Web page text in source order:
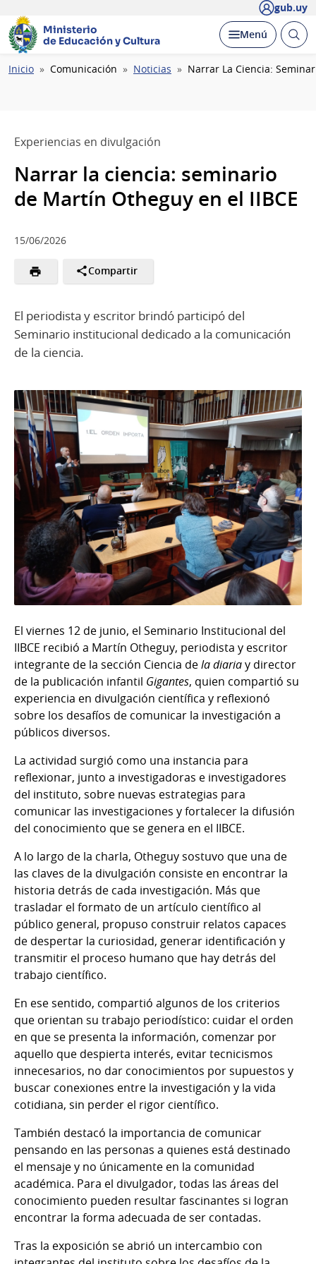
gub.uy
Ministerio
de Educación y Cultura
Desplegar
Menú Abrir
Ruta
Inicio Comunicación Noticias Narrar La Ciencia:
Experiencias en divulgación
Narrar la ciencia: seminario
de Martín Otheguy en el IIBCE
15/06/2026
Compartir
El periodista y escritor brindó participó del
Seminario institucional dedicado a la comunicación
de la ciencia.
El viernes 12 de junio, el Seminario Institucional del
IIBCE recibió a Martín Otheguy, periodista y escritor
integrante de la sección Ciencia dela diariay director
de la publicación infantil Gigantes, quien compartió su
experiencia en divulgación científica y reflexionó
sobre los desafíos de comunicar la investigación a
públicos diversos.
La actividad surgió como una instancia para
reflexionar, junto a investigadoras e investigadores
del instituto, sobre nuevas estrategias para
comunicar las investigaciones y fortalecer la difusión
del conocimiento que se genera en el IIBCE.
A lo largo de la charla, Otheguy sostuvo que una de
las claves de la divulgación consiste en encontrar la
historia detrás de cada investigación. Más que
trasladar el formato de un artículo científico al
público general, propuso construir relatos capaces
de despertar la curiosidad, generar identificación y
transmitir el proceso humano que hay detrás del
trabajo científico.
En ese sentido, compartió algunos de los criterios
que orientan su trabajo periodístico: cuidar el orden
en que se presenta la información, comenzar por
aquello que despierta interés, evitar tecnicismos
innecesarios, no dar conocimientos por supuestos y
buscar conexiones entre la investigación y la vida
cotidiana, sin perder el rigor científico.
También destacó la importancia de comunicar
pensando en las personas a quienes está destinado
el mensaje y no únicamente en la comunidad
académica. Para el divulgador, todas las áreas del
conocimiento pueden resultar fascinantes si logran
encontrar la forma adecuada de ser contadas.
Tras la exposición se abrió un intercambio con